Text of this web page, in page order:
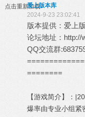
点击重新加载爱上版本库
2024-9-23 23:02:41
版本提供： 爱上
论坛地址： http://
QQ交流群
========
【游戏简介】：
爆率由专业小组紧